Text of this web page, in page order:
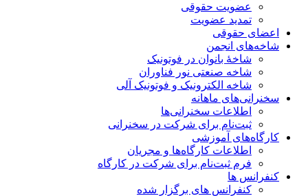
عضویت حقوقی
تمدید عضویت
اعضای حقوقی
شاخه‌های انجمن
شاخۀ بانوان در فوتونیک
شاخه صنعتی نور فناوران
شاخه‌ الکترونیک و فوتونیک آلی
سخنرانی‌های ماهانه
اطلاعات سخنرانی‌‌ها
ثبت‌نام برای شرکت در سخنرانی
کارگاه‌های آموزشی
اطلاعات کارگاه‌ها و مجریان
فرم ثبت‌نام برای شرکت در کارگاه
کنفرانس ها
کنفرانس های برگزار شده